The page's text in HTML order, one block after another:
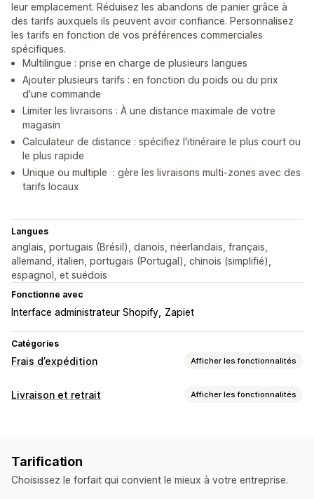
leur emplacement. Réduisez les abandons de panier grâce à
des tarifs auxquels ils peuvent avoir confiance. Personnalisez
les tarifs en fonction de vos préférences commerciales
spécifiques.
Multilingue : prise en charge de plusieurs langues
Ajouter plusieurs tarifs : en fonction du poids ou du prix
d'une commande
Limiter les livraisons : À une distance maximale de votre
magasin
Calculateur de distance : spécifiez l'itinéraire le plus court ou
le plus rapide
Unique ou multiple : gère les livraisons multi-zones avec des
tarifs locaux
Langues
anglais, portugais (Brésil), danois, néerlandais, français,
allemand, italien, portugais (Portugal), chinois (simplifié),
espagnol, et suédois
Fonctionne avec
Interface administrateur Shopify Zapiet
Catégories
Frais d’expédition Afficher les fonctionnalités
Calcul du tarif
Personnalisation
Multilingue
Livraison et retrait Afficher les fonctionnalités
Tarification
Choisissez le forfait qui convient le mieux à votre entreprise.